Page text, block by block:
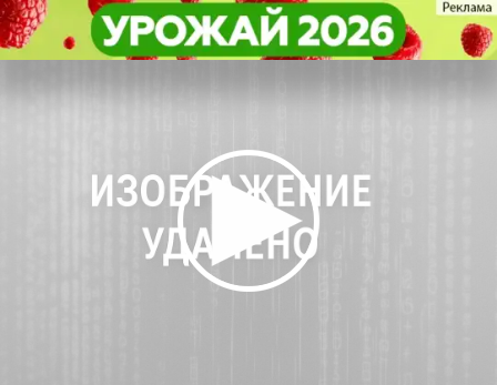
В 2012 году губернатор вводит
проект «Мужчина на час»
Из жизни
В 2012 году губернатор вводит
проект «Мужчина на час»
Из жизни
Другие новости
Погода и курсы
валют в Пензе